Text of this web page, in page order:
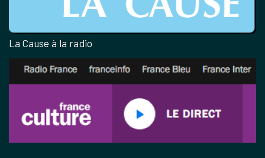
La Cause à la radio